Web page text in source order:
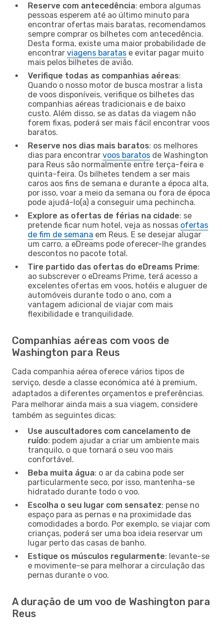
Reserve com antecedência: embora algumas
pessoas esperem até ao último minuto para
encontrar ofertas mais baratas, recomendamos
sempre comprar os bilhetes com antecedência.
Desta forma, existe uma maior probabilidade de
encontrar viagens baratas e evitar pagar muito
mais pelos bilhetes de avião.
Verifique todas as companhias aéreas:
Quando o nosso motor de busca mostrar a lista
de voos disponíveis, verifique os bilhetes das
companhias aéreas tradicionais e de baixo
custo. Além disso, se as datas da viagem não
forem fixas, poderá ser mais fácil encontrar voos
baratos.
Reserve nos dias mais baratos: os melhores
dias para encontrar voos baratos de Washington
para Reus são normalmente entre terça-feira e
quinta-feira. Os bilhetes tendem a ser mais
caros aos fins de semana e durante a época alta,
por isso, voar a meio da semana ou fora de época
pode ajudá-lo(a) a conseguir uma pechincha.
Explore as ofertas de férias na cidade: se
pretende ficar num hotel, veja as nossas ofertas
de fim de semana em Reus. E se desejar alugar
um carro, a eDreams pode oferecer-lhe grandes
descontos no pacote total.
Tire partido das ofertas do eDreams Prime:
ao subscrever o eDreams Prime, terá acesso a
excelentes ofertas em voos, hotéis e aluguer de
automóveis durante todo o ano, com a
vantagem adicional de viajar com mais
flexibilidade e tranquilidade.
Companhias aéreas com voos de
Washington para Reus
Cada companhia aérea oferece vários tipos de
serviço, desde a classe económica até à premium,
adaptados a diferentes orçamentos e preferências.
Para melhorar ainda mais a sua viagem, considere
também as seguintes dicas:
Use auscultadores com cancelamento de
ruído: podem ajudar a criar um ambiente mais
tranquilo, o que tornará o seu voo mais
confortável.
Beba muita água: o ar da cabina pode ser
particularmente seco, por isso, mantenha-se
hidratado durante todo o voo.
Escolha o seu lugar com sensatez: pense no
espaço para as pernas e na proximidade das
comodidades a bordo. Por exemplo, se viajar com
crianças, poderá ser uma boa ideia reservar um
lugar perto das casas de banho.
Estique os músculos regularmente: levante-se
e movimente-se para melhorar a circulação das
pernas durante o voo.
A duração de um voo de Washington para
Reus